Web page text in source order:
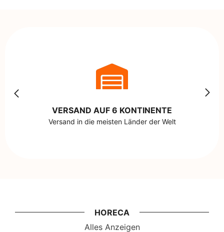
VERSAND AUF 6 KONTINENTE
Versand in die meisten Länder der Welt
HORECA
Alles Anzeigen